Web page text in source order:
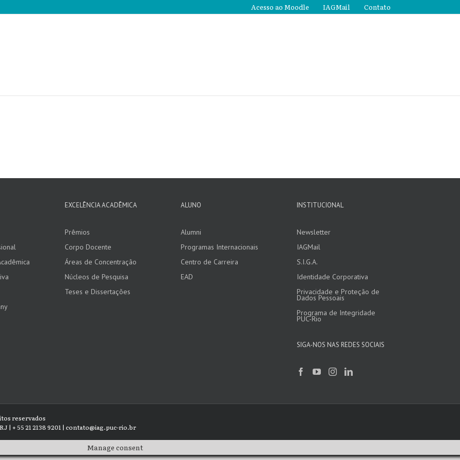
Acesso ao Moodle IAGMail Contato
EXCELÊNCIA ACADÊMICA
Prêmios
Corpo Docente
Áreas de Concentração
Núcleos de Pesquisa
Teses e Dissertações
ALUNO
Alumni
Programas Internacionais
Centro de Carreira
EAD
INSTITUCIONAL
Newsletter
IAGMail
S.I.G.A.
Identidade Corporativa
Privacidade e Proteção de
Dados Pessoais
Programa de Integridade
PUC-Rio
SIGA-NOS NAS REDES SOCIAIS
reservados
| + 55 21 2138 9201 | contato@iag.puc-rio.br
Manage consent